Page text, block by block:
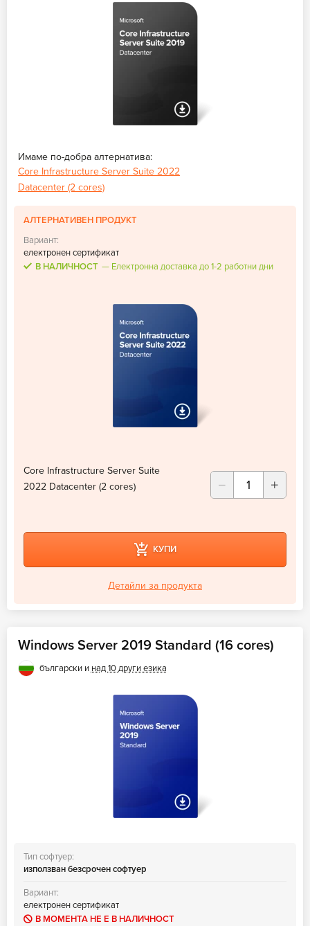
Имаме по-добра алтернатива:
Core Infrastructure Server Suite 2022
Datacenter (2 cores)
АЛТЕРНАТИВЕН ПРОДУКТ
Вариант:
електронен сертификат
В НАЛИЧНОСТ
Електронна доставка до 1-2 работни дни
Core Infrastructure Server Suite
2022 Datacenter (2 cores)
КУПИ
Детайли за продукта
Windows Server 2019 Standard (16 cores)
български и над 10 други езика
Тип софтуер:
използван безсрочен софтуер
Вариант:
електронен сертификат
В МОМЕНТА НЕ Е В НАЛИЧНОСТ